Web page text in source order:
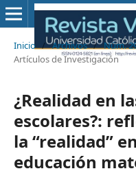
Inicio / Archivos / Núm.
Artículos de Investigación
¿Realidad en
escolares?:
la “realidad”
educación